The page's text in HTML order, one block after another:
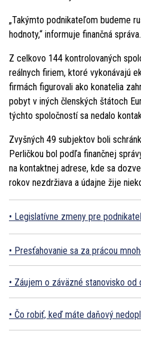
„Takýmto podnikateľom budeme
hodnoty,“ informuje finančná správa.
Z celkovo 144 kontrolovaných
reálnych firiem, ktoré vykonávajú
firmách figurovali ako konatelia
pobyt v iných členských štátoch
týchto spoločností sa nedalo
Zvyšných 49 subjektov boli
Perličkou bol podľa finančnej
na kontaktnej adrese, kde sa
rokov nezdržiava a údajne žije
Legislatívne zmeny pre
Presťahovanie sa za prácou
Záujem o záväzné stanovisko od
Čo robiť, keď máte daňový